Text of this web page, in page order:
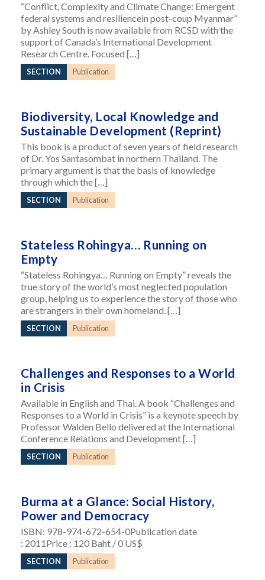
“Conflict, Complexity and Climate Change: Emergent
federal systems and resiliencein post-coup Myanmar”
by Ashley South is now available from RCSD with the
support of Canada’s International Development
Research Centre. Focused […]
SECTION Publication
Biodiversity, Local Knowledge and
Sustainable Development (Reprint)
This book is a product of seven years of field research
of Dr. Yos Santasombat in northern Thailand. The
primary argument is that the basis of knowledge
through which the […]
SECTION Publication
Stateless Rohingya… Running on
Empty
“Stateless Rohingya… Running on Empty” reveals the
true story of the world’s most neglected population
group, helping us to experience the story of those who
are strangers in their own homeland. […]
SECTION Publication
Challenges and Responses to a World
in Crisis
Available in English and Thai. A book “Challenges and
Responses to a World in Crisis” is a keynote speech by
Professor Walden Bello delivered at the International
Conference Relations and Development […]
SECTION Publication
Burma at a Glance: Social History,
Power and Democracy
ISBN: 978-974-672-654-0Publication date
: 2011Price : 120 Baht / 0 US$
SECTION Publication